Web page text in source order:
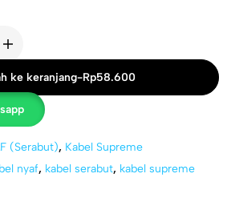
ke keranjang-Rp58.600
(Serabut), Kabel Supreme
nyaf, kabel serabut, kabel supreme